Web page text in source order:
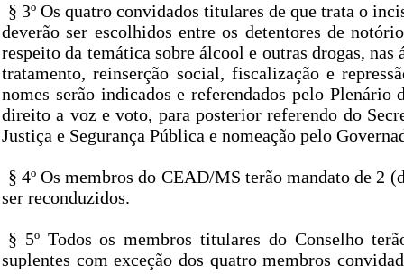
§ 3º Os quatro convidados titulares de que trata o
deverão ser escolhidos entre os detentores de
respeito da temática sobre álcool e outras drogas, nas
tratamento, reinserção social, fiscalização e
nomes serão indicados e referendados pelo Plenário
direito a voz e voto, para posterior referendo do
Justiça e Segurança Pública e nomeação pelo
§ 4º Os membros do CEAD/MS terão mandato de 2
ser reconduzidos.
§ 5º Todos os membros titulares do Conselho
suplentes com exceção dos quatro membros